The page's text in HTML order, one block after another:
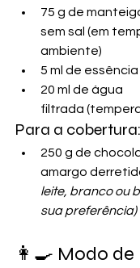
75 g de
sem sal (em
ambiente)
5 ml de
20 ml de água
filtrada
Para a cobertura:
250 g de
amargo
leite, branco ou
sua preferência)
👩‍🍳 Modo